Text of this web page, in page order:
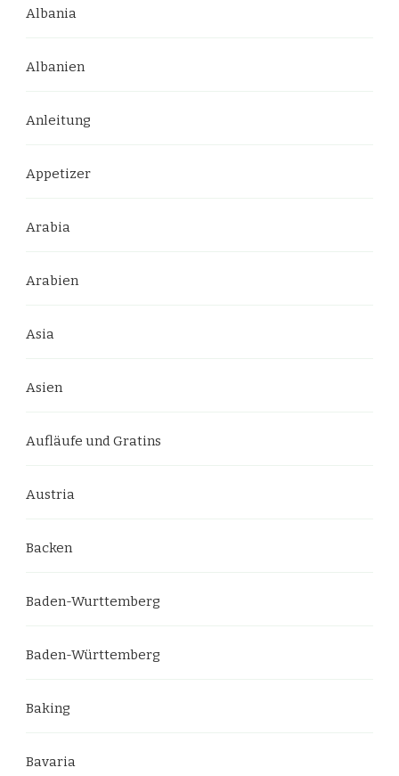
Albania
Albanien
Anleitung
Appetizer
Arabia
Arabien
Asia
Asien
Aufläufe und Gratins
Austria
Backen
Baden-Wurttemberg
Baden-Württemberg
Baking
Bavaria